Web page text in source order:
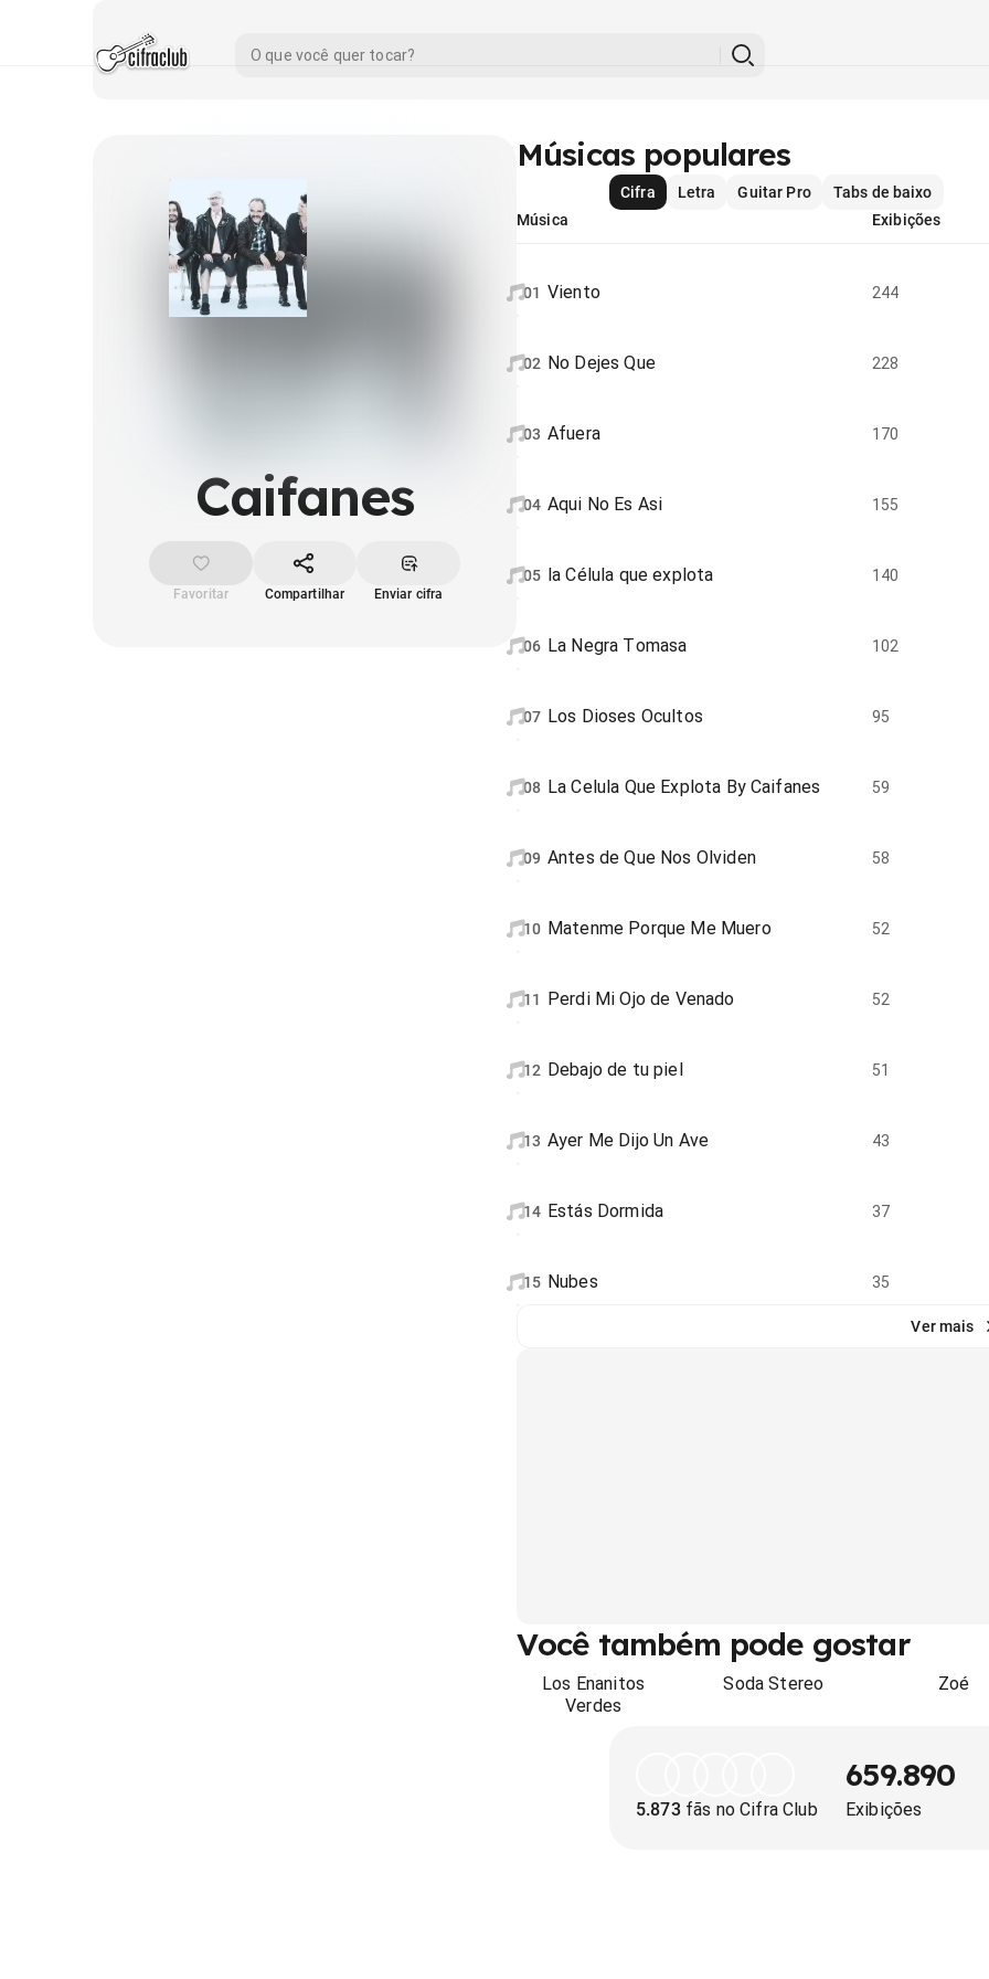
Caifanes
Favoritar Compartilhar Enviar cifra
Músicas populares
Cifra Letra Guitar Pro
Tabs de baixo
Música
Exibições
01 Viento 244
02 No Dejes Que 228
03 Afuera 170
04 Aqui No Es Asi 155
05 la Célula que explota 140
06 La Negra Tomasa 102
07 Los Dioses Ocultos 95
08 La Celula Que Explota By Caifanes 59
09 Antes de Que Nos Olviden 58
10 Matenme Porque Me Muero 52
11 Perdi Mi Ojo de Venado 52
12 Debajo de tu piel 51
13 Ayer Me Dijo Un Ave 43
14 Estás Dormida 37
15 Nubes 35
Ver mais
Você também pode gostar
Los Enanitos
Verdes
Soda Stereo Zoé
5.873fãs no Cifra Club
659.890
Exibições